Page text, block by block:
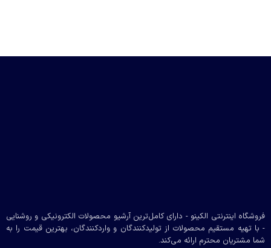
فروشگاه اینترنتی الکینو - دارای کامل‌ترین آرشیو محصولات الکترونیکی و روشنایی
- با تهیه مستقیم محصولات از تولیدکنندگان و واردکنندگان، بهترین قیمت را به
شما مشتریان محترم ارائه می‌کند.